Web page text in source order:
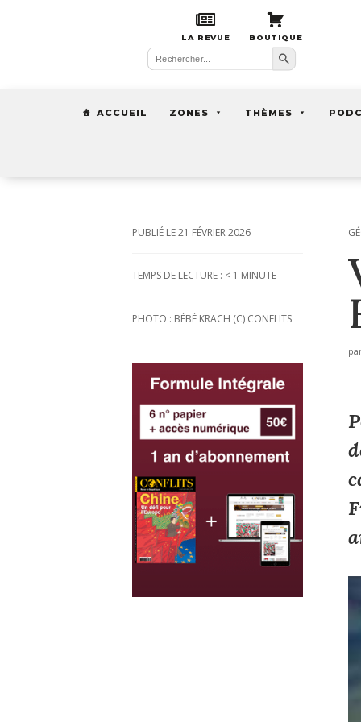
LA REVUE BOUTIQUE
Search
for:
Search Button
ACCUEIL ZONES THÈMES
21 FÉVRIER 2026
TEMPS DE LECTURE : < 1 MINUTE
PHOTO : BÉBÉ KRACH (C) CONFLITS